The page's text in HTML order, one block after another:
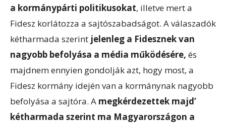
a kormánypárti politikusokat, illetve mert a
Fidesz korlátozza a sajtószabadságot. A válaszadók
kétharmada szerint jelenleg a Fidesznek van
nagyobb befolyása a média működésére, és
majdnem ennyien gondolják azt, hogy most, a
Fidesz kormány idején van a kormánynak nagyobb
befolyása a sajtóra. A megkérdezettek majd’
kétharmada szerint ma Magyarországon a